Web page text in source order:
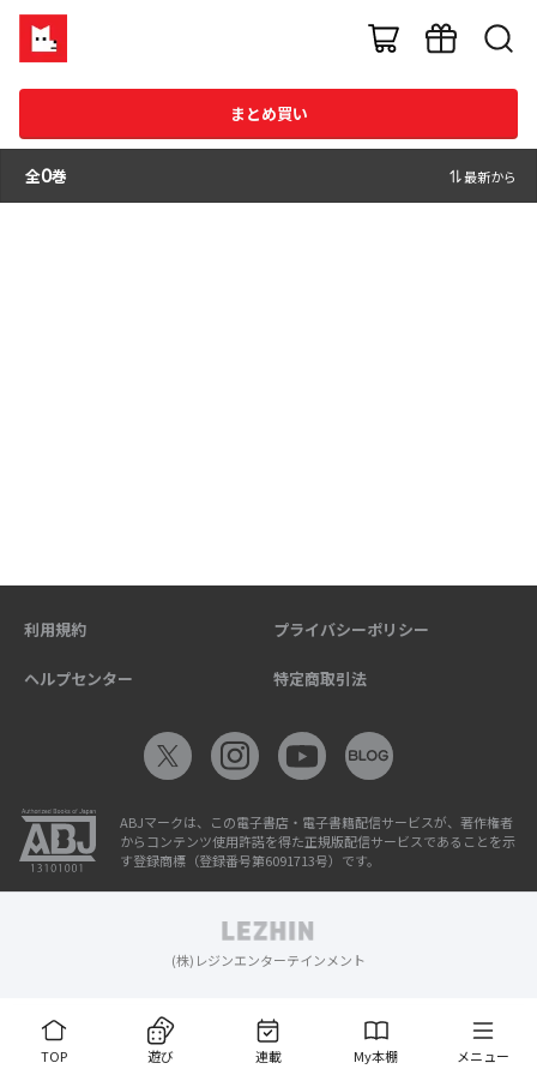
まとめ買い
全0巻 最新から
TOP 遊び 連載 My本棚 メニュー
利用規約 プライバシーポリシー
ヘルプセンター 特定商取引法
ABJマークは、この電子書店・電子書籍配信サービスが、著作権者
からコンテンツ使用許諾を得た正規版配信サービスであることを示
す登録商標（登録番号第6091713号）です。
(株)レジンエンターテインメント